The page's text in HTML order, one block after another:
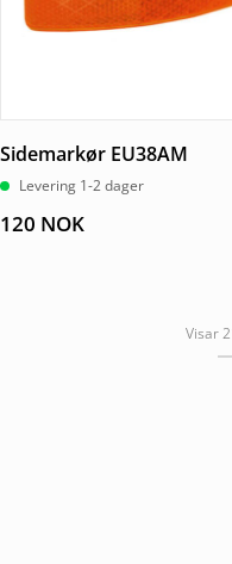
Sidemarkør EU38AM
Levering 1-2 dager
120 NOK
Visar